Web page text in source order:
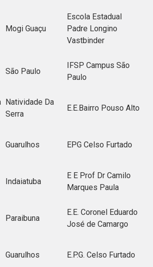
Mogi Guaçu
Escola Estadual
Padre Longino
Vastbinder
São Paulo
IFSP Campus São
Paulo
Natividade Da
Serra
E.E.Bairro Pouso Alto
Guarulhos EPG Celso Furtado
Indaiatuba
E E Prof Dr Camilo
Marques Paula
Paraibuna
E.E. Coronel Eduardo
José de Camargo
Guarulhos E.P.G. Celso Furtado